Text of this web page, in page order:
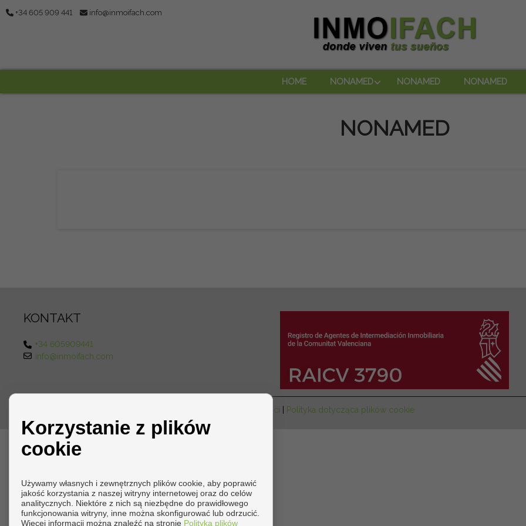
+34 605 909 441 info@inmoifach.com
HOME NONAMED NONAMED NONAMED
NONAMED
KONTAKT
+34 605909441
info@inmoifach.com
Polityka prywatności Polityka dotycząca plików cookie
Korzystanie z plików
cookie
Używamy własnych i zewnętrznych plików cookie, aby poprawić
jakość korzystania z naszej witryny internetowej oraz do celów
analitycznych. Niektóre z nich są niezbędne do prawidłowego
funkcjonowania witryny, inne można skonfigurować lub odrzucić.
Więcej informacji można znaleźć na stronie Polityka plików